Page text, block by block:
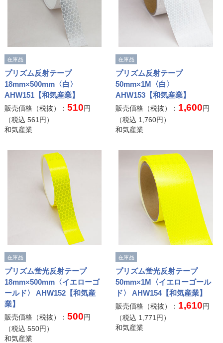
在庫品
プリズム反射テープ
18mm×500mm〈白〉
AHW151【和気産業】
販売価格（税抜）： 510円
（税込 561 円）
和気産業
在庫品
プリズム反射テープ
50mm×1M〈白〉
AHW153【和気産業】
販売価格（税抜）： 1,600円
（税込 1,760円）
和気産業
在庫品
プリズム蛍光反射テープ
18mm×500mm〈イエローゴ
ールド〉 AHW152【和気産
業】
販売価格（税抜）： 500円
（税込 550円）
和気産業
在庫品
プリズム蛍光反射テープ
50mm×1M〈イエローゴール
ド〉 AHW154【和気産業】
販売価格（税抜）： 1,610円
（税込 1,771 円）
和気産業